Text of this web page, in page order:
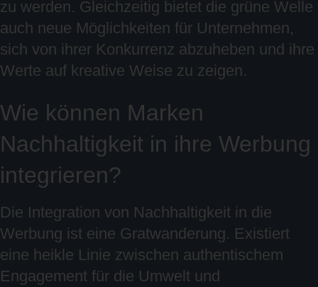
zu werden. Gleichzeitig bietet die grüne Welle
auch neue Möglichkeiten für Unternehmen,
sich von ihrer Konkurrenz abzuheben und ihre
Werte auf kreative Weise zu zeigen.
Wie können Marken
Nachhaltigkeit in ihre Werbung
integrieren?
Die Integration von Nachhaltigkeit in die
Werbung ist eine Gratwanderung. Existiert
eine heikle Linie zwischen authentischem
Engagement für die Umwelt und